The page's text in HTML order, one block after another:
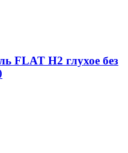
FLAT H2 глухое без